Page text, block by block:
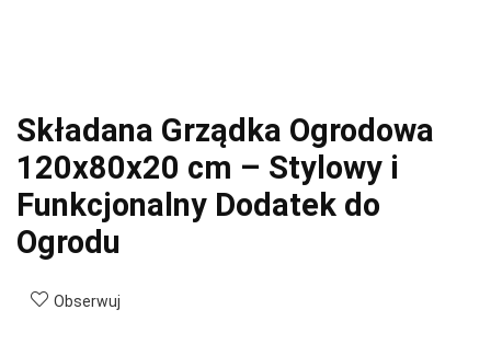
Składana Grządka Ogrodowa
120x80x20 cm – Stylowy i
Funkcjonalny Dodatek do
Ogrodu
Obserwuj